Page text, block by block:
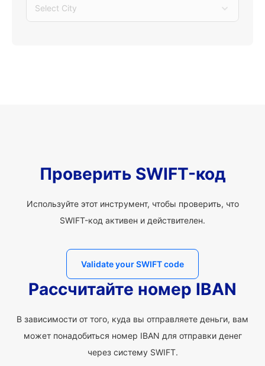
Select City
Проверить SWIFT-код
Используйте этот инструмент, чтобы проверить, что
SWIFT-код активен и действителен.
Validate your SWIFT code
Рассчитайте номер IBAN
В зависимости от того, куда вы отправляете деньги, вам
может понадобиться номер IBAN для отправки денег
через систему SWIFT.